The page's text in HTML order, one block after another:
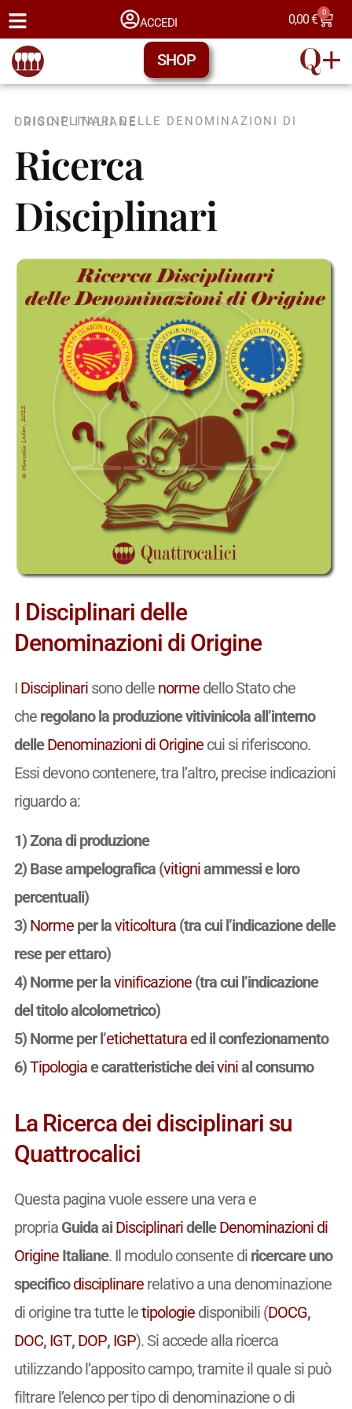
ACCEDI 0,00€ 0
SHOP
I DISCIPLINARI DELLE DENOMINAZIONI DI ORIGINE ITALIANE
Ricerca
Disciplinari
I Disciplinari delle
Denominazioni di Origine
I Disciplinarisono delle normedello Stato che
che regolano la produzione vitivinicola all’interno
delleDenominazioni di Originecui si riferiscono.
Essi devono contenere, tra l’altro, precise indicazioni
riguardo a:
1) Zona di produzione
2) Base ampelografica (vitigniammessi e loro
percentuali)
3) Normeper laviticoltura(tra cui l’indicazione delle
rese per ettaro)
4) Norme per lavinificazione(tra cui l’indicazione
del titolo alcolometrico)
5) Norme per l’etichettaturaed il confezionamento
6)Tipologiae caratteristiche deivinial consumo
La Ricerca dei disciplinari su
Quattrocalici
Questa pagina vuole essere una vera e
propria Guida aiDisciplinaridelleDenominazioni di
OrigineItaliane. Il modulo consente di ricercare uno
specificodisciplinarerelativo a una denominazione
di origine tra tutte letipologiedisponibili (DOCG,
DOC, IGT, DOP, IGP). Si accede alla ricerca
utilizzando l’apposito campo, tramite il quale si può
filtrare l’elenco per tipo di denominazione o di